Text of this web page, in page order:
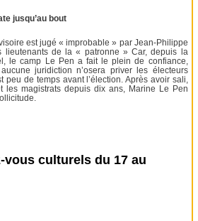
jusqu’au bout
est jugé « improbable » par Jean-Philippe
lieutenants de la « patronne » Car, depuis la
le camp Le Pen a fait le plein de confiance,
juridiction n’osera priver les électeurs
peu de temps avant l’élection. Après avoir sali,
les magistrats depuis dix ans, Marine Le Pen
vous culturels du 17 au